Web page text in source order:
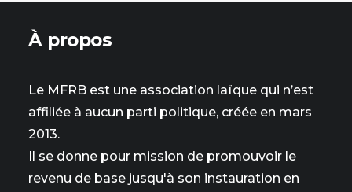
À propos
Le MFRB est une association laïque qui n’est
affiliée à aucun parti politique, créée en mars
2013.
Il se donne pour mission de promouvoir le
revenu de base jusqu'à son instauration en